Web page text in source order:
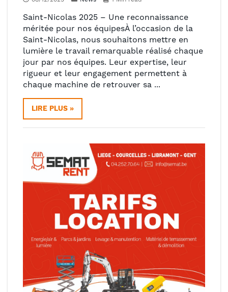
Saint-Nicolas 2025 – Une reconnaissance
méritée pour nos équipesÀ l’occasion de la
Saint-Nicolas, nous souhaitons mettre en
lumière le travail remarquable réalisé chaque
jour par nos équipes. Leur expertise, leur
rigueur et leur engagement permettent à
chaque machine de retrouver sa ...
LIRE PLUS »